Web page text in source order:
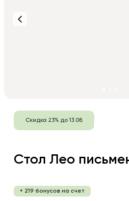
Скидка 23% до 13.08
Стол Лео
+ 219 бонусов на счет